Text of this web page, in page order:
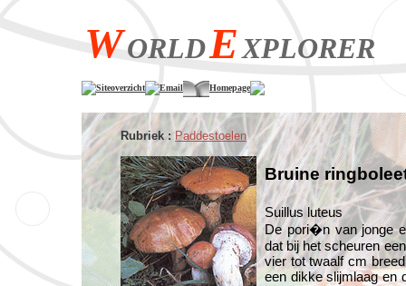
WORLDEXPLORER
Siteoverzicht Email Homepage
Rubriek : Paddestoelen
Bruine
Suillus luteus
De pori�n van jonge
dat bij het scheuren
vier tot twaalf cm
een dikke slijmlaag en